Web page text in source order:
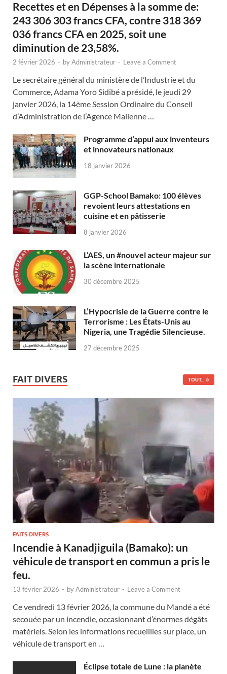
Recettes et en Dépenses à la somme de:
243 306 303 francs CFA, contre 318 369
036 francs CFA en 2025, soit une
diminution de 23,58%.
2 février 2026 - byAdministrateur - Leave a Comment
Le secrétaire général du ministère de l’Industrie et du
Commerce, Adama Yoro Sidibé a présidé, le jeudi 29
janvier 2026, la 14ème Session Ordinaire du Conseil
d’Administration de l’Agence Malienne …
Programme d’appui aux inventeurs
et innovateurs nationaux
18 janvier 2026
GGP-School Bamako: 100 élèves
revoient leurs attestations en
cuisine et en pâtisserie
8 janvier 2026
L’AES, un #nouvel acteur majeur sur
la scène internationale
30 décembre 2025
L’Hypocrisie de la Guerre contre le
Terrorisme : Les États-Unis au
Nigeria, une Tragédie Silencieuse.
27 décembre 2025
FAIT DIVERS TOUT...
FAITS DIVERS
Incendie à Kanadjiguila (Bamako): un
véhicule de transport en commun a pris le
feu.
13 février 2026 - byAdministrateur - Leave a Comment
Ce vendredi 13 février 2026, la commune du Mandé a été
secouée par un incendie, occasionnant d’énormes dégâts
matériels. Selon les informations recueillies sur place, un
véhicule de transport en …
Éclipse totale de Lune : la planète